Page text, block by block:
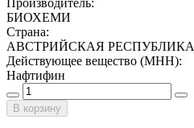
БИОХЕМИ
Страна:
АВСТРИЙСКАЯ РЕСПУБЛИКА
Действующее вещество (МНН):
Нафтифин
В корзину